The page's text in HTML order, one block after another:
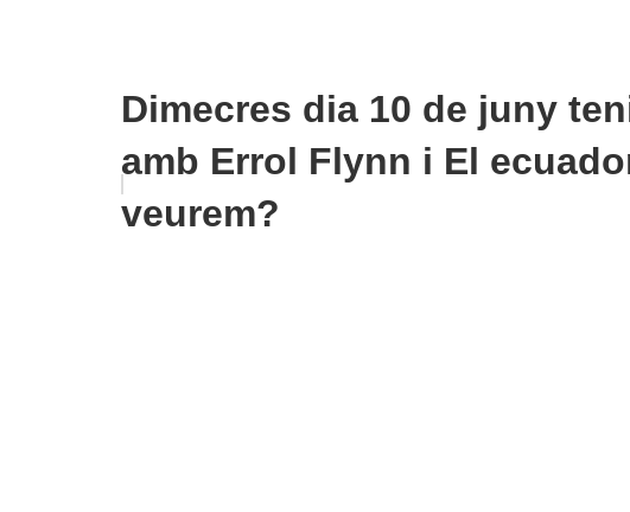
Dimecres dia 10 de juny
amb Errol Flynn i El
veurem?